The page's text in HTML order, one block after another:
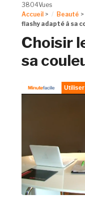
3804Vues
Accueil > Beauté >
flashy adapté à sa
Choisir
sa